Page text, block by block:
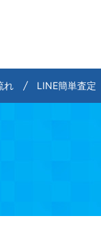
れ LINE簡単査定